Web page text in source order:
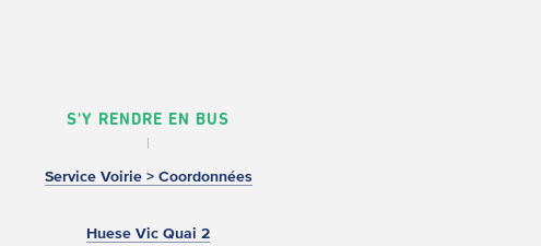
S'Y RENDRE EN BUS
Service Voirie > Coordonnées
Huese Vic Quai 2